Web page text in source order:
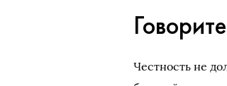
Честность не